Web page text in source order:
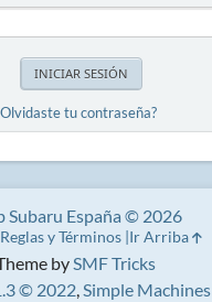
tu contraseña?
bySMF Tricks
© 2022,Simple Machines
Subaru España © 2026
Reglas y Términos Ir Arriba